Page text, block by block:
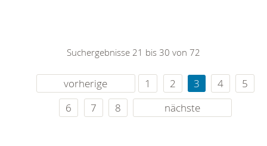
Suchergebnisse 21 bis 30 von 72
vorherige 1 2 3 4
5
6
7 8 nächste